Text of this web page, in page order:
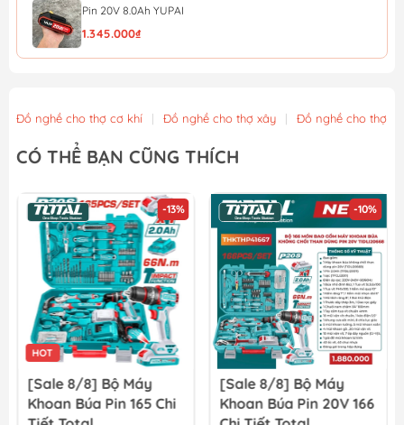
Pin 20V 8.0Ah YUPAI
1.345.000₫
Pin 20V 4.0Ah YUPAI
850.000₫
Pin 20V 2.0Ah YUPAI
490.000₫
Đồ nghề cho thợ cơ khí | Đồ nghề cho thợ xây | Đồ nghề cho thợ
CÓ THỂ BẠN CŨNG THÍCH
-13%
Bộ Máy
Pin 165 Chi
-10%
[Sale 8/8] Bộ Máy
Khoan Búa Pin 20V 166
[Sale 8/8]
Mài Góc